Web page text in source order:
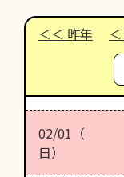
昨年
02/01（
日）